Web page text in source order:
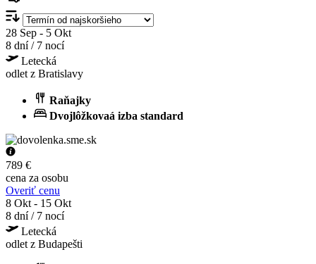
28 Sep - 5 Okt
8 dní / 7 nocí
Letecká
odlet z Bratislavy
Raňajky
Dvojlôžkovaá izba standard
789 €
cena za osobu
Overiť cenu
8 Okt - 15 Okt
8 dní / 7 nocí
Letecká
odlet z Budapešti